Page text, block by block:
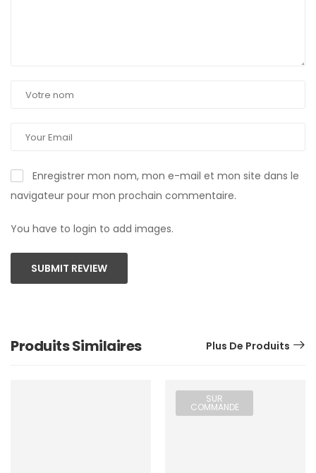
Enregistrer mon nom, mon e-mail et mon site dans le
navigateur pour mon prochain commentaire.
You have to login to add images.
SUBMIT REVIEW
Produits Similaires Plus De Produits
SUR
COMMANDE